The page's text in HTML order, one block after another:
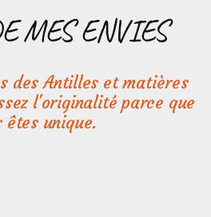
MES ENVIES
des Antilles et matières
l'originalité parce que
êtes unique.